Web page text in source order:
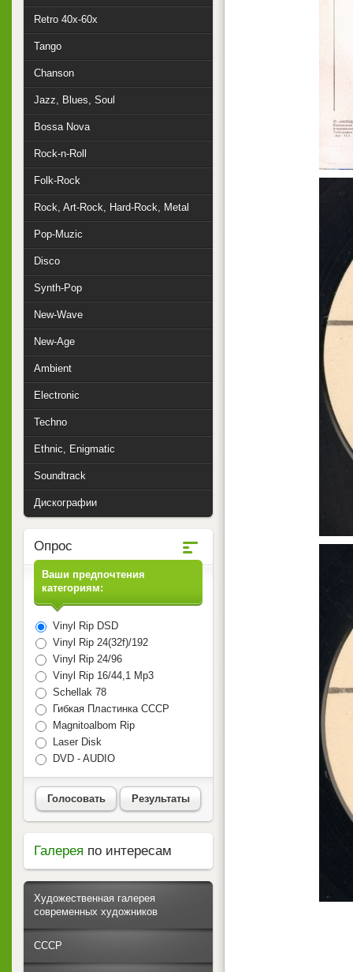
Retro 40x-60x
Tango
Chanson
Jazz, Blues, Soul
Bossa Nova
Rock-n-Roll
Folk-Rock
Rock, Art-Rock, Hard-Rock, Metal
Pop-Muzic
Disco
Synth-Pop
New-Wave
New-Age
Ambient
Electronic
Techno
Ethnic, Enigmatic
Soundtrack
Дискографии
Опрос
Ваши предпочтения
категориям:
Vinyl Rip DSD
Vinyl Rip 24(32f)/192
Vinyl Rip 24/96
Vinyl Rip 16/44,1 Mp3
Schellak 78
Гибкая Пластинка СССР
Magnitoalbom Rip
Laser Disk
DVD - AUDIO
Голосовать Результаты
Галерея по интересам
Художественная галерея
современных художников
СССР